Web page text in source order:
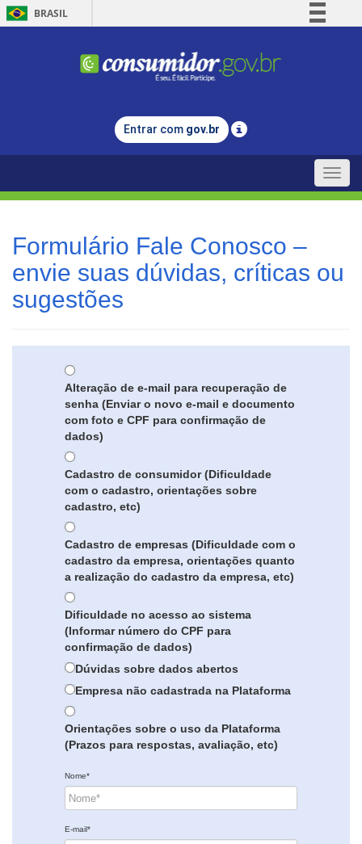
BRASIL
Comunica BR
Legislação
Entrar com gov.br
Toggle
Formulário Fale Conosco –
envie suas dúvidas, críticas ou
sugestões
Alteração de e-mail para recuperação de
senha (Enviar o novo e-mail e documento
com foto e CPF para confirmação de
dados)
Cadastro de consumidor (Dificuldade
com o cadastro, orientações sobre
cadastro, etc)
Cadastro de empresas (Dificuldade com o
cadastro da empresa, orientações quanto
a realização do cadastro da empresa, etc)
Dificuldade no acesso ao sistema
(Informar número do CPF para
confirmação de dados)
Dúvidas sobre dados abertos
Empresa não cadastrada na Plataforma
Orientações sobre o uso da Plataforma
(Prazos para respostas, avaliação, etc)
Nome*
E-mail*